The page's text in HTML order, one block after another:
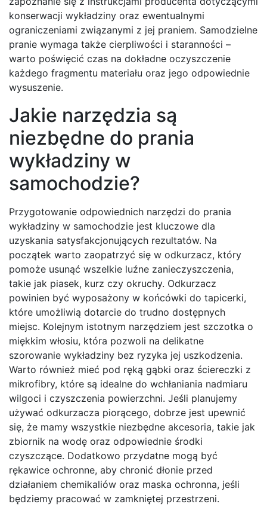
konserwacji wykładziny oraz ewentualnymi
ograniczeniami związanymi z jej praniem. Samodzielne
pranie wymaga także cierpliwości i staranności –
warto poświęcić czas na dokładne oczyszczenie
każdego fragmentu materiału oraz jego odpowiednie
wysuszenie.
Jakie narzędzia są
niezbędne do prania
wykładziny w
samochodzie?
Przygotowanie odpowiednich narzędzi do prania
wykładziny w samochodzie jest kluczowe dla
uzyskania satysfakcjonujących rezultatów. Na
początek warto zaopatrzyć się w odkurzacz, który
pomoże usunąć wszelkie luźne zanieczyszczenia,
takie jak piasek, kurz czy okruchy. Odkurzacz
powinien być wyposażony w końcówki do tapicerki,
które umożliwią dotarcie do trudno dostępnych
miejsc. Kolejnym istotnym narzędziem jest szczotka o
miękkim włosiu, która pozwoli na delikatne
szorowanie wykładziny bez ryzyka jej uszkodzenia.
Warto również mieć pod ręką gąbki oraz ściereczki z
mikrofibry, które są idealne do wchłaniania nadmiaru
wilgoci i czyszczenia powierzchni. Jeśli planujemy
używać odkurzacza piorącego, dobrze jest upewnić
się, że mamy wszystkie niezbędne akcesoria, takie jak
zbiornik na wodę oraz odpowiednie środki
czyszczące. Dodatkowo przydatne mogą być
rękawice ochronne, aby chronić dłonie przed
działaniem chemikaliów oraz maska ochronna, jeśli
będziemy pracować w zamkniętej przestrzeni.